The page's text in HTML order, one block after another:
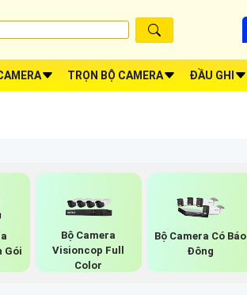
TRỌN BỘ CAMERA ĐẦU GHI
Gói
Bộ Camera
Visioncop Full
Color
Bộ Camera Có Báo
Đông